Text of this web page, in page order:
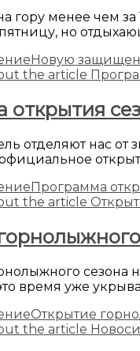
гору менее чем
пятницу, но
Новую
открытия
отделяют нас
Программа
сезона
время уже
Открытие